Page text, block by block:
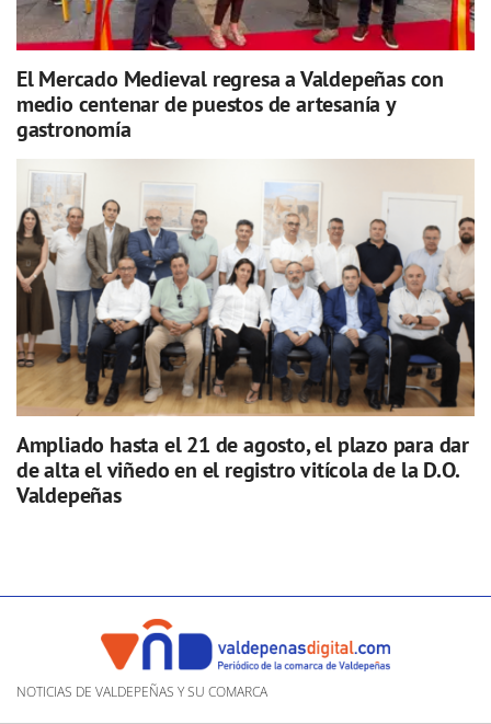
El Mercado Medieval regresa a Valdepeñas con
medio centenar de puestos de artesanía y
gastronomía
Ampliado hasta el 21 de agosto, el plazo para dar
de alta el viñedo en el registro vitícola de la D.O.
Valdepeñas
NOTICIAS DE VALDEPEÑAS Y SU COMARCA